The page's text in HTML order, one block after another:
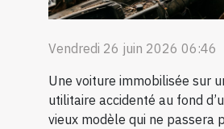
Vendredi 26 juin 2026 06:46
Une voiture immobilisée sur
utilitaire accidenté au fond
vieux modèle qui ne passera